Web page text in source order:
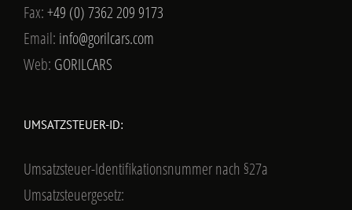
Fax:+49 (0) 7362 209 9173
Email: info@gorilcars.com
Web: GORILCARS
UMSATZSTEUER-ID:
Umsatzsteuer-Identifikationsnummer nach §27a
Umsatzsteuergesetz: